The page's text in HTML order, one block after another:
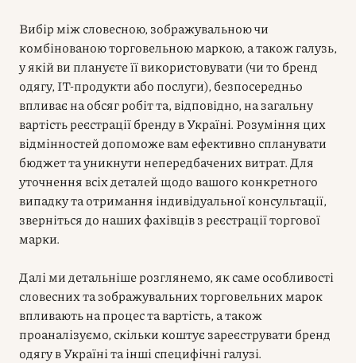
Вибір між словесною, зображувальною чи
комбінованою торговельною маркою, а також галузь,
у якій ви плануєте її використовувати (чи то бренд
одягу, IT-продукти або послуги), безпосередньо
впливає на обсяг робіт та, відповідно, на загальну
вартість реєстрації бренду в Україні. Розуміння цих
відмінностей допоможе вам ефективно спланувати
бюджет та уникнути непередбачених витрат. Для
уточнення всіх деталей щодо вашого конкретного
випадку та отримання індивідуальної консультації,
зверніться до наших фахівців з реєстрації торгової
марки.
Далі ми детальніше розглянемо, як саме особливості
словесних та зображувальних торговельних марок
впливають на процес та вартість, а також
проаналізуємо, скільки коштує зареєструвати бренд
одягу в Україні та інші специфічні галузі.